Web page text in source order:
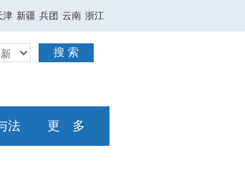
津 新疆 兵团 云南 浙江
搜 索
法 更 多